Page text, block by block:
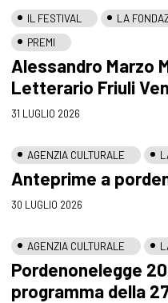
IL FESTIVAL LA
PREMI
Alessandro Marzo
Letterario Friuli
31 LUGLIO 2026
AGENZIA CULTURALE
Anteprime a
30 LUGLIO 2026
AGENZIA CULTURALE
Pordenonelegge
programma della